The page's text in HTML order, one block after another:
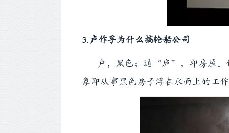
3.卢作孚为什么搞轮船公司
卢，黑色；通“庐”，即房屋。
象即从事黑色房子浮在水面上的工